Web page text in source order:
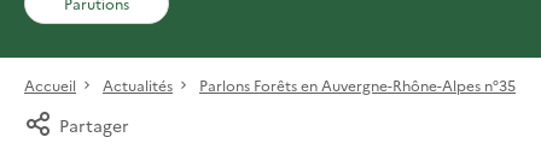
Accueil Actualités Parlons Forêts en Auvergne-Rhône-Alpes n°35
Partager